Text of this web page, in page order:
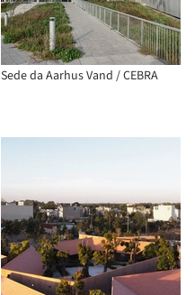
Sede da Aarhus Vand / CEBRA